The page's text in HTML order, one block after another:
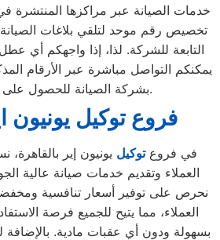
خدمات الصيانة عبر مراكزها المنتشرة
تخصيص رقم موحد لتلقي بلاغات الصيانة
التابعة للشركة. لذا، إذا واجهكم أي
يمكنكم التواصل مباشرة عبر الأرقام
بشركة الصيانة للحصول على الدعم اللازم.
فروع توكيل يونيون
في فروعتوكيل يونيون إير
العملاء وتقديم خدمات صيانة عالية
نحرص على توفير أسعار تنافسية
العملاء، مما يتيح للجميع فرصة
بسهولة ودون أي عقبات مادية. بالإضافة